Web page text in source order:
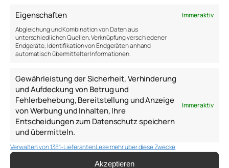
Eigenschaften
Immer aktiv
Abgleichung und Kombination von Daten aus
unterschiedlichen Quellen, Verknüpfung verschiedener
Endgeräte, Identifikation von Endgeräten anhand
automatisch übermittelter Informationen.
Gewährleistung der Sicherheit, Verhinderung
und Aufdeckung von Betrug und
Fehlerbehebung, Bereitstellung und Anzeige
von Werbung und Inhalten, Ihre
Entscheidungen zum Datenschutz speichern
und übermitteln.
Immer aktiv
Verwalten von 1381-LieferantenLese mehr über diese Zwecke
Akzeptieren
ansieht. Räume, die wir kreieren und in denen wir
sind unser Spiegelbild.
Quelle
Ambady, N., Hallahan, M., & Rosenthal, R. (1995). On
judging and being judged accurately in zero-
acquaintance situations. Journal of Personality and
Social Psychology,69(3), 518.
1. September 2019